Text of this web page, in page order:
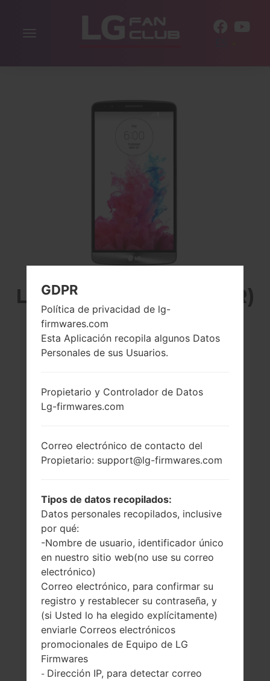
Alternar
LG D850PR (LGD850PR)
DE LA SERIE LG G3
5.5″
149 gramos(5.22
onzas)
3000 mAh
801MSM8975AC
3GB
Android 6.0.x
Marshmallow
GDPR
Política de privacidad de lg-
firmwares.com
Esta Aplicación recopila algunos Datos
Personales de sus Usuarios.
Propietario y Controlador de Datos
Lg-firmwares.com
Correo electrónico de contacto del
Propietario: support@lg-firmwares.com
Tipos de datos recopilados:
Datos personales recopilados, inclusive
por qué:
-Nombre de usuario, identificador único
en nuestro sitio web(no use su correo
electrónico)
Correo electrónico, para confirmar su
registro y restablecer su contraseña, y
(si Usted lo ha elegido explícitamente)
enviarle Correos electrónicos
promocionales de Equipo de LG
Firmwares
- Dirección IP, para detectar correo